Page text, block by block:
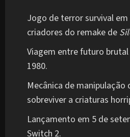
Jogo de terror survival
criadores do remake de
Viagem entre futuro
1980.
Mecânica de manipulação
sobreviver a criaturas
Lançamento em 5 de
Switch 2.